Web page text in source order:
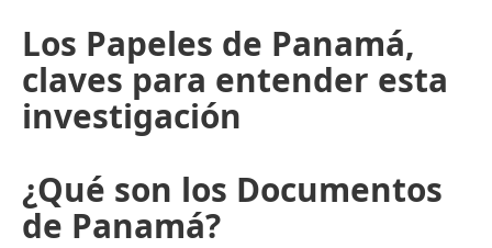
Los Papeles de Panamá,
claves para entender esta
investigación
¿Qué son los Documentos
de Panamá?